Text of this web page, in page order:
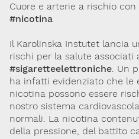
Cuore e arterie a rischio con
#nicotina
Il Karolinska Instutet lancia
rischi per la salute associati
#sigaretteelettroniche. Un
ha infatti evidenziato che le
nicotina possono essere
nostro sistema
normali. La nicotina
della pressione, del battito
Via Giovanni Pascoli, 3
20129, Milano
C.F. 96330980580
P.I. 06792491000
Codice SDI: M5UXCR1
T. 02-29520311